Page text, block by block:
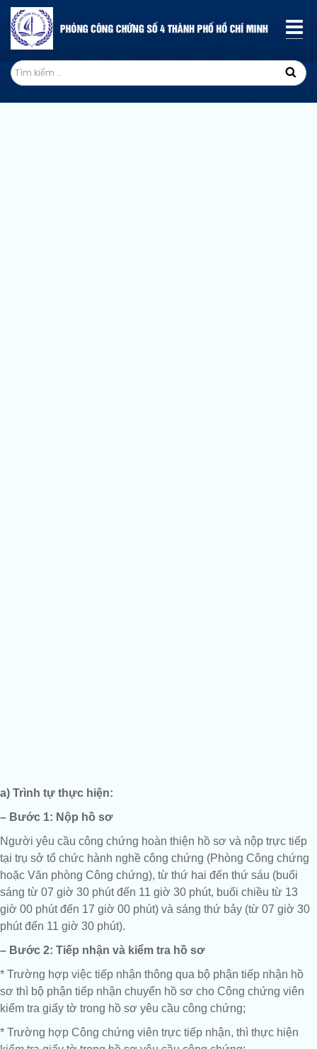
a) Trình tự thực hiện:
– Bước 1: Nộp hồ sơ
Người yêu cầu công chứng hoàn thiện hồ sơ và nộp trực tiếp
tại trụ sở tổ chức hành nghề công chứng (Phòng Công chứng
hoặc Văn phòng Công chứng), từ thứ hai đến thứ sáu (buổi
sáng từ 07 giờ 30 phút đến 11 giờ 30 phút, buổi chiều từ 13
giờ 00 phút đến 17 giờ 00 phút) và sáng thứ bảy (từ 07 giờ 30
phút đến 11 giờ 30 phút).
– Bước 2: Tiếp nhận và kiểm tra hồ sơ
* Trường hợp việc tiếp nhận thông qua bộ phận tiếp nhận hồ
sơ thì bộ phận tiếp nhận chuyển hồ sơ cho Công chứng viên
kiểm tra giấy tờ trong hồ sơ yêu cầu công chứng;
* Trường hợp Công chứng viên trực tiếp nhận, thì thực hiện